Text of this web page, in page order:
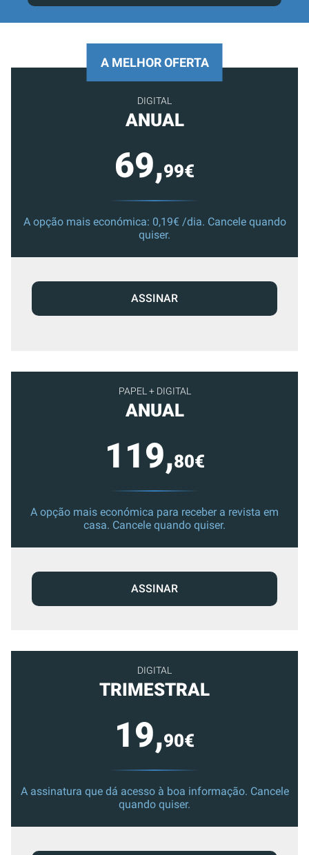
PAPEL + DIGITAL
ANUAL
119,80€
A opção mais económica para receber a revista em
casa. Cancele quando quiser.
ASSINAR
DIGITAL
TRIMESTRAL
19,90€
A assinatura que dá acesso à boa informação. Cancele
quando quiser.
A MELHOR OFERTA
DIGITAL
ANUAL
69,99€
A opção mais económica: 0,19€ /dia. Cancele quando
quiser.
ASSINAR